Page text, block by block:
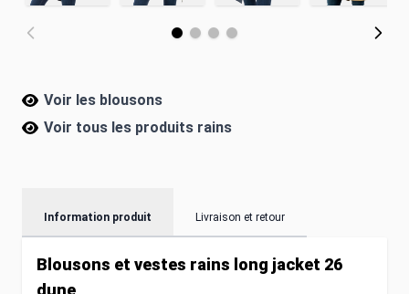
Voir les blousons
Voir tous les produits rains
Information produit Livraison et retour
Blousons et vestes rains long jacket 26
dune